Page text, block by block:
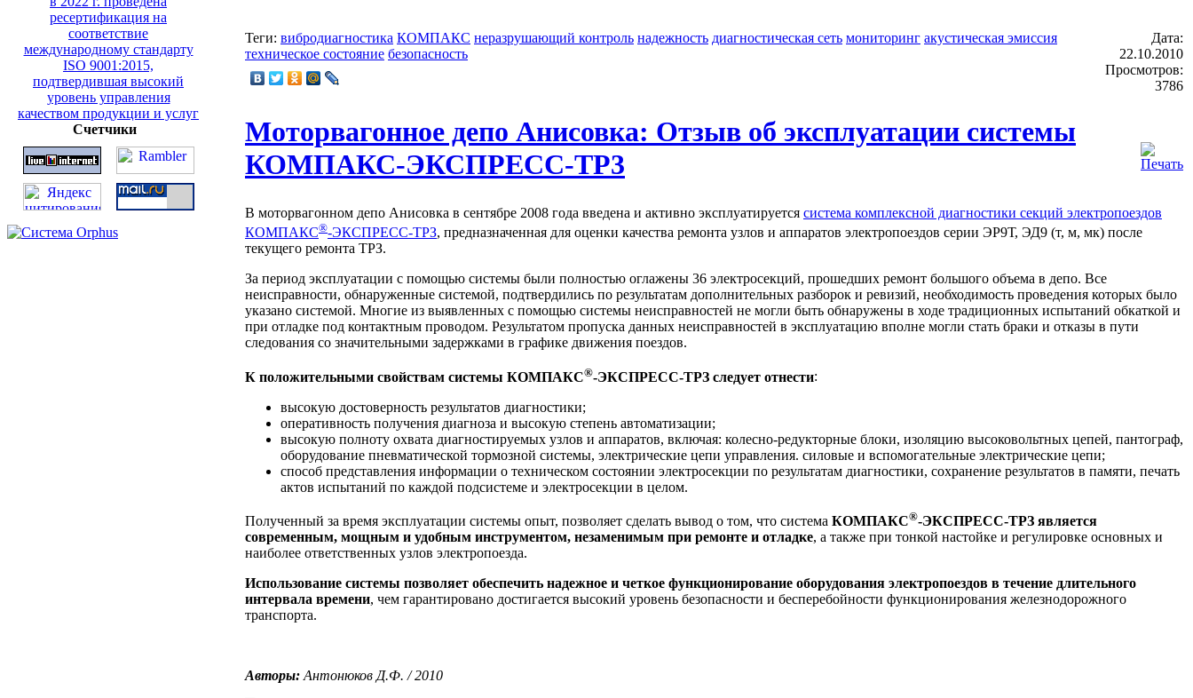
Счетчики
Теги: вибродиагностика КОМПАКС неразрушающий контроль надежность диагностическая сеть мониторинг акустическая эмиссия
техническое состояние безопасность
Дата:
22.10.2010
Просмотров:
3786
Моторвагонное депо Анисовка: Отзыв об эксплуатации системы
КОМПАКС-ЭКСПРЕСС-ТР3
В моторвагонном депо Анисовка в сентябре 2008 года введена и активно эксплуатируется система комплексной диагностики секций электропоездов
КОМПАКС®-ЭКСПРЕСС-ТРЗ, предназначенная для оценки качества ремонта узлов и аппаратов электропоездов серии ЭР9Т, ЭД9 (т, м, мк) после
текущего ремонта ТРЗ.
За период эксплуатации с помощью системы были полностью оглажены 36 электросекций, прошедших ремонт большого объема в депо. Все
неисправности, обнаруженные системой, подтвердились по результатам дополнительных разборок и ревизий, необходимость проведения которых было
указано системой. Многие из выявленных с помощью системы неисправностей не могли быть обнаружены в ходе традиционных испытаний обкаткой и
при отладке под контактным проводом. Результатом пропуска данных неисправностей в эксплуатацию вполне могли стать браки и отказы в пути
следования со значительными задержками в графике движения поездов.
К положительными свойствам системы КОМПАКС®-ЭКСПРЕСС-ТРЗ следует отнести:
высокую достоверность результатов диагностики;
оперативность получения диагноза и высокую степень автоматизации;
высокую полноту охвата диагностируемых узлов и аппаратов, включая: колесно-редукторные блоки, изоляцию высоковольтных цепей, пантограф,
оборудование пневматической тормозной системы, электрические цепи управления. силовые и вспомогательные электрические цепи;
способ представления информации о техническом состоянии электросекции по результатам диагностики, сохранение результатов в памяти, печать
актов испытаний по каждой подсистеме и электросекции в целом.
Полученный за время эксплуатации системы опыт, позволяет сделать вывод о том, что система КОМПАКС®-ЭКСПРЕСС-ТРЗ является
современным, мощным и удобным инструментом, незаменимым при ремонте и отладке, а также при тонкой настойке и регулировке основных и
наиболее ответственных узлов электропоезда.
Использование системы позволяет обеспечить надежное и четкое функционирование оборудования электропоездов в течение длительного
интервала времени, чем гарантировано достигается высокий уровень безопасности и бесперебойности функционирования железнодорожного
транспорта.
Авторы: Антонюков Д.Ф. / 2010